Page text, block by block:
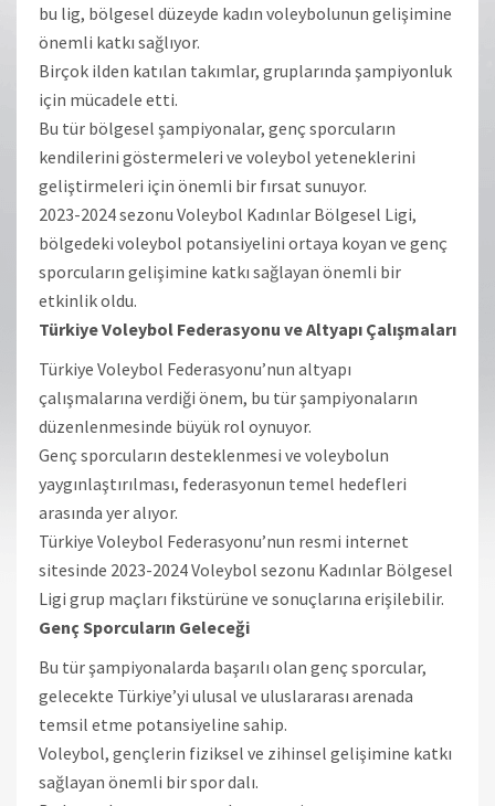
bu lig, bölgesel düzeyde kadın voleybolunun gelişimine
önemli katkı sağlıyor.
Birçok ilden katılan takımlar, gruplarında şampiyonluk
için mücadele etti.
Bu tür bölgesel şampiyonalar, genç sporcuların
kendilerini göstermeleri ve voleybol yeteneklerini
geliştirmeleri için önemli bir fırsat sunuyor.
2023-2024 sezonu Voleybol Kadınlar Bölgesel Ligi,
bölgedeki voleybol potansiyelini ortaya koyan ve genç
sporcuların gelişimine katkı sağlayan önemli bir
etkinlik oldu.
Türkiye Voleybol Federasyonu ve Altyapı Çalışmaları
Türkiye Voleybol Federasyonu’nun altyapı
çalışmalarına verdiği önem, bu tür şampiyonaların
düzenlenmesinde büyük rol oynuyor.
Genç sporcuların desteklenmesi ve voleybolun
yaygınlaştırılması, federasyonun temel hedefleri
arasında yer alıyor.
Türkiye Voleybol Federasyonu’nun resmi internet
sitesinde 2023-2024 Voleybol sezonu Kadınlar Bölgesel
Ligi grup maçları fikstürüne ve sonuçlarına erişilebilir.
Genç Sporcuların Geleceği
Bu tür şampiyonalarda başarılı olan genç sporcular,
gelecekte Türkiye’yi ulusal ve uluslararası arenada
temsil etme potansiyeline sahip.
Voleybol, gençlerin fiziksel ve zihinsel gelişimine katkı
sağlayan önemli bir spor dalı.